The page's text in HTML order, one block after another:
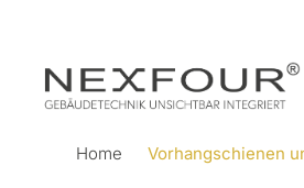
Home Vorhangschienen